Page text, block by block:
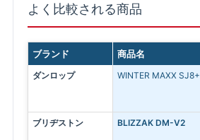
よく比較される商品
ブランド 商品名
ダンロップ WINTER MAXX SJ8+
ブリヂストン BLIZZAK DM-V2